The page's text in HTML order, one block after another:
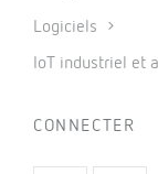
Logiciels
IoT industriel et
CONNECTER